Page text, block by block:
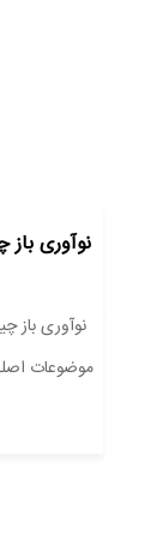
نوآوری
نوآوری
موضوعات